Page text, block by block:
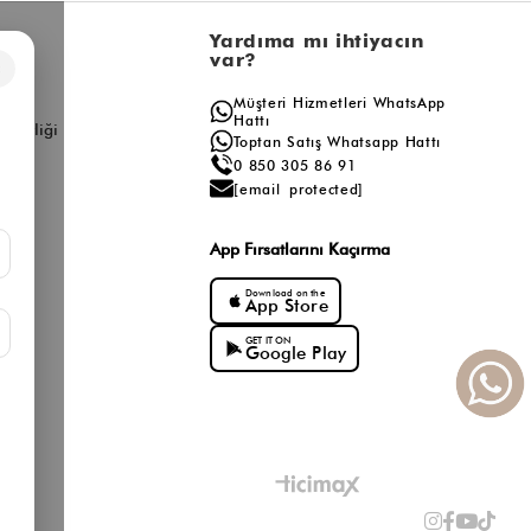
Birliği
Yardıma mı ihtiyacın
var?
Müşteri Hizmetleri WhatsApp
Hattı
Toptan Satış Whatsapp Hattı
0 850 305 86 91
[email protected]
App Fırsatlarını Kaçırma
Download on the
App Store
GET IT ON
Google Play